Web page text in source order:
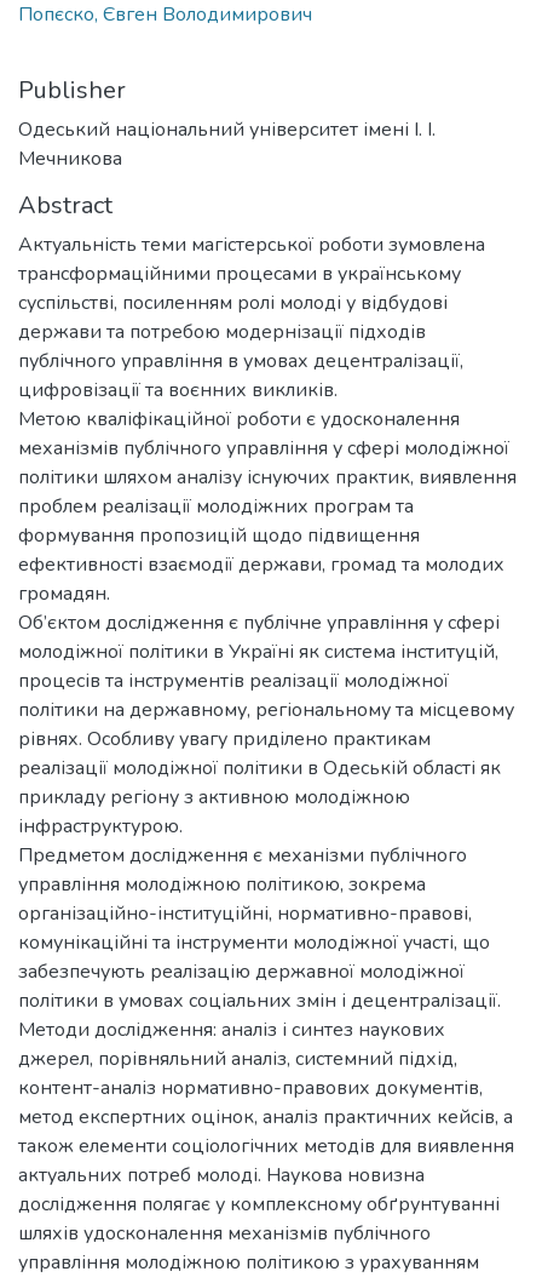
Попєско, Євген Володимирович
Publisher
Одеський національний університет імені І. І.
Мечникова
Abstract
Актуальність теми магістерської роботи зумовлена
трансформаційними процесами в українському
суспільстві, посиленням ролі молоді у відбудові
держави та потребою модернізації підходів
публічного управління в умовах децентралізації,
цифровізації та воєнних викликів.
Метою кваліфікаційної роботи є удосконалення
механізмів публічного управління у сфері молодіжної
політики шляхом аналізу існуючих практик, виявлення
проблем реалізації молодіжних програм та
формування пропозицій щодо підвищення
ефективності взаємодії держави, громад та молодих
громадян.
Об’єктом дослідження є публічне управління у сфері
молодіжної політики в Україні як система інституцій,
процесів та інструментів реалізації молодіжної
політики на державному, регіональному та місцевому
рівнях. Особливу увагу приділено практикам
реалізації молодіжної політики в Одеській області як
прикладу регіону з активною молодіжною
інфраструктурою.
Предметом дослідження є механізми публічного
управління молодіжною політикою, зокрема
організаційно-інституційні, нормативно-правові,
комунікаційні та інструменти молодіжної участі, що
забезпечують реалізацію державної молодіжної
політики в умовах соціальних змін і децентралізації.
Методи дослідження: аналіз і синтез наукових
джерел, порівняльний аналіз, системний підхід,
контент-аналіз нормативно-правових документів,
метод експертних оцінок, аналіз практичних кейсів, а
також елементи соціологічних методів для виявлення
актуальних потреб молоді. Наукова новизна
дослідження полягає у комплексному обґрунтуванні
шляхів удосконалення механізмів публічного
управління молодіжною політикою з урахуванням